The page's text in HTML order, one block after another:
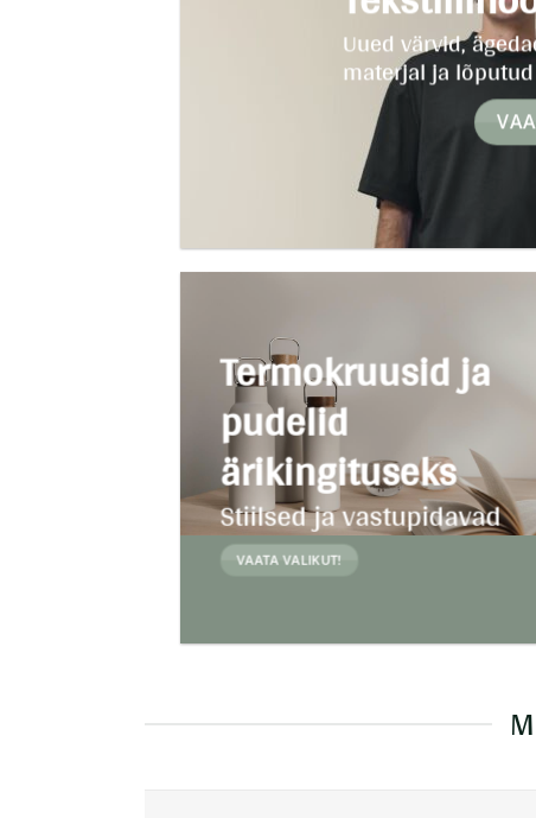
Uued värvid,
materjal ja
Termokruusid ja
pudelid
ärikingituseks
Stiilsed ja vastupidavad
VAATA VALIKUT!